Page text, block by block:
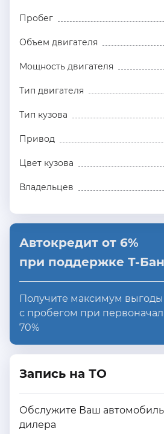
Пробег
Объем двигателя
Мощность двигателя
Тип двигателя
Тип кузова
Привод
Цвет кузова
Владельцев
Автокредит от 6%
при поддержке Т-
Получите максимум выгоды
с пробегом при
70%
Запись на ТО
Обслужите Ваш
дилера